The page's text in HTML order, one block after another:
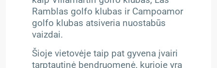
Ramblas golfo klubas ir Campoamor
golfo klubas atsiveria nuostabūs
vaizdai.
Šioje vietovėje taip pat gyvena įvairi
tarptautinė bendruomenė, kurioje yra